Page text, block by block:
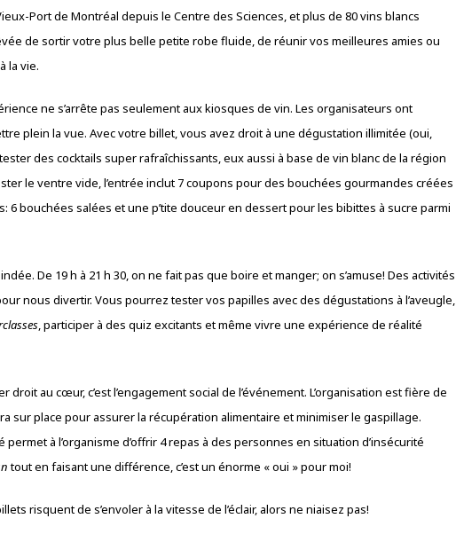
Port de Montréal depuis le Centre des Sciences, et plus de 80 vins blancs
de sortir votre plus belle petite robe fluide, de réunir vos meilleures amies ou
la vie.
ne s’arrête pas seulement aux kiosques de vin. Les organisateurs ont
plein la vue. Avec votre billet, vous avez droit à une dégustation illimitée (oui,
des cocktails super rafraîchissants, eux aussi à base de vin blanc de la région
le ventre vide, l’entrée inclut 7 coupons pour des bouchées gourmandes créées
6 bouchées salées et une p’tite douceur en dessert pour les bibittes à sucre parmi
De 19 h à 21 h 30, on ne fait pas que boire et manger; on s’amuse! Des activités
nous divertir. Vous pourrez tester vos papilles avec des dégustations à l’aveugle,
, participer à des quiz excitants et même vivre une expérience de réalité
au cœur, c’est l’engagement social de l’événement. L’organisation est fière de
sur place pour assurer la récupération alimentaire et minimiser le gaspillage.
à l’organisme d’offrir 4 repas à des personnes en situation d’insécurité
tout en faisant une différence, c’est un énorme « oui » pour moi!
risquent de s’envoler à la vitesse de l’éclair, alors ne niaisez pas!